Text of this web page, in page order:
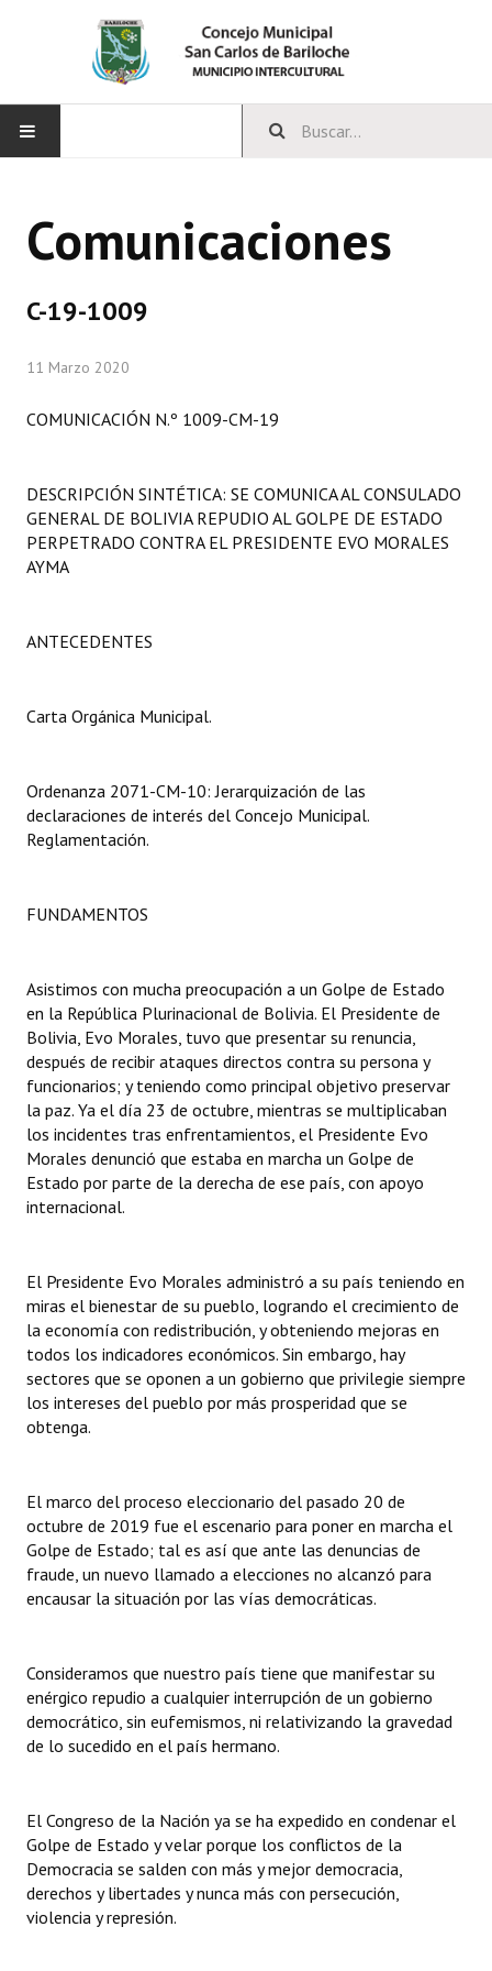
CONCEJO
Comisiones Especiales
Programas
LEGISLACIÓN
Digesto
Organigrama
Proyectos Presentados
Dictámenes Asesoría Letrada
Actas de Sesión
Informes de Unidad Coordinadora
Ejecución Presupuestaria
Actas de Audiencias Públicas
Comunicaciones
Declaraciones
Resoluciones
INSTITUCIONAL
Antiguos Pobladores
Noticias Destacadas
Datos Históricos
Premio al Mérito - Registro
Mujeres que Dejaron Huellas - Registro
Periodistas Decanos - Registro
Ciudadano Ilustre - Registro
Comunicaciones
C-19-1009
11 Marzo 2020
COMUNICACIÓN N.º 1009-CM-19
DESCRIPCIÓN SINTÉTICA: SE COMUNICA AL CONSULADO
GENERAL DE BOLIVIA REPUDIO AL GOLPE DE ESTADO
PERPETRADO CONTRA EL PRESIDENTE EVO MORALES
AYMA
ANTECEDENTES
Carta Orgánica Municipal.
Ordenanza 2071-CM-10: Jerarquización de las
declaraciones de interés del Concejo Municipal.
Reglamentación.
FUNDAMENTOS
Asistimos con mucha preocupación a un Golpe de Estado
en la República Plurinacional de Bolivia. El Presidente de
Bolivia, Evo Morales, tuvo que presentar su renuncia,
después de recibir ataques directos contra su persona y
funcionarios; y teniendo como principal objetivo preservar
la paz. Ya el día 23 de octubre, mientras se multiplicaban
los incidentes tras enfrentamientos, el Presidente Evo
Morales denunció que estaba en marcha un Golpe de
Estado por parte de la derecha de ese país, con apoyo
internacional.
El Presidente Evo Morales administró a su país teniendo en
miras el bienestar de su pueblo, logrando el crecimiento de
la economía con redistribución, y obteniendo mejoras en
todos los indicadores económicos. Sin embargo, hay
sectores que se oponen a un gobierno que privilegie siempre
los intereses del pueblo por más prosperidad que se
obtenga.
El marco del proceso eleccionario del pasado 20 de
octubre de 2019 fue el escenario para poner en marcha el
Golpe de Estado; tal es así que ante las denuncias de
fraude, un nuevo llamado a elecciones no alcanzó para
encausar la situación por las vías democráticas.
Consideramos que nuestro país tiene que manifestar su
enérgico repudio a cualquier interrupción de un gobierno
democrático, sin eufemismos, ni relativizando la gravedad
de lo sucedido en el país hermano.
El Congreso de la Nación ya se ha expedido en condenar el
Golpe de Estado y velar porque los conflictos de la
Democracia se salden con más y mejor democracia,
derechos y libertades y nunca más con persecución,
violencia y represión.